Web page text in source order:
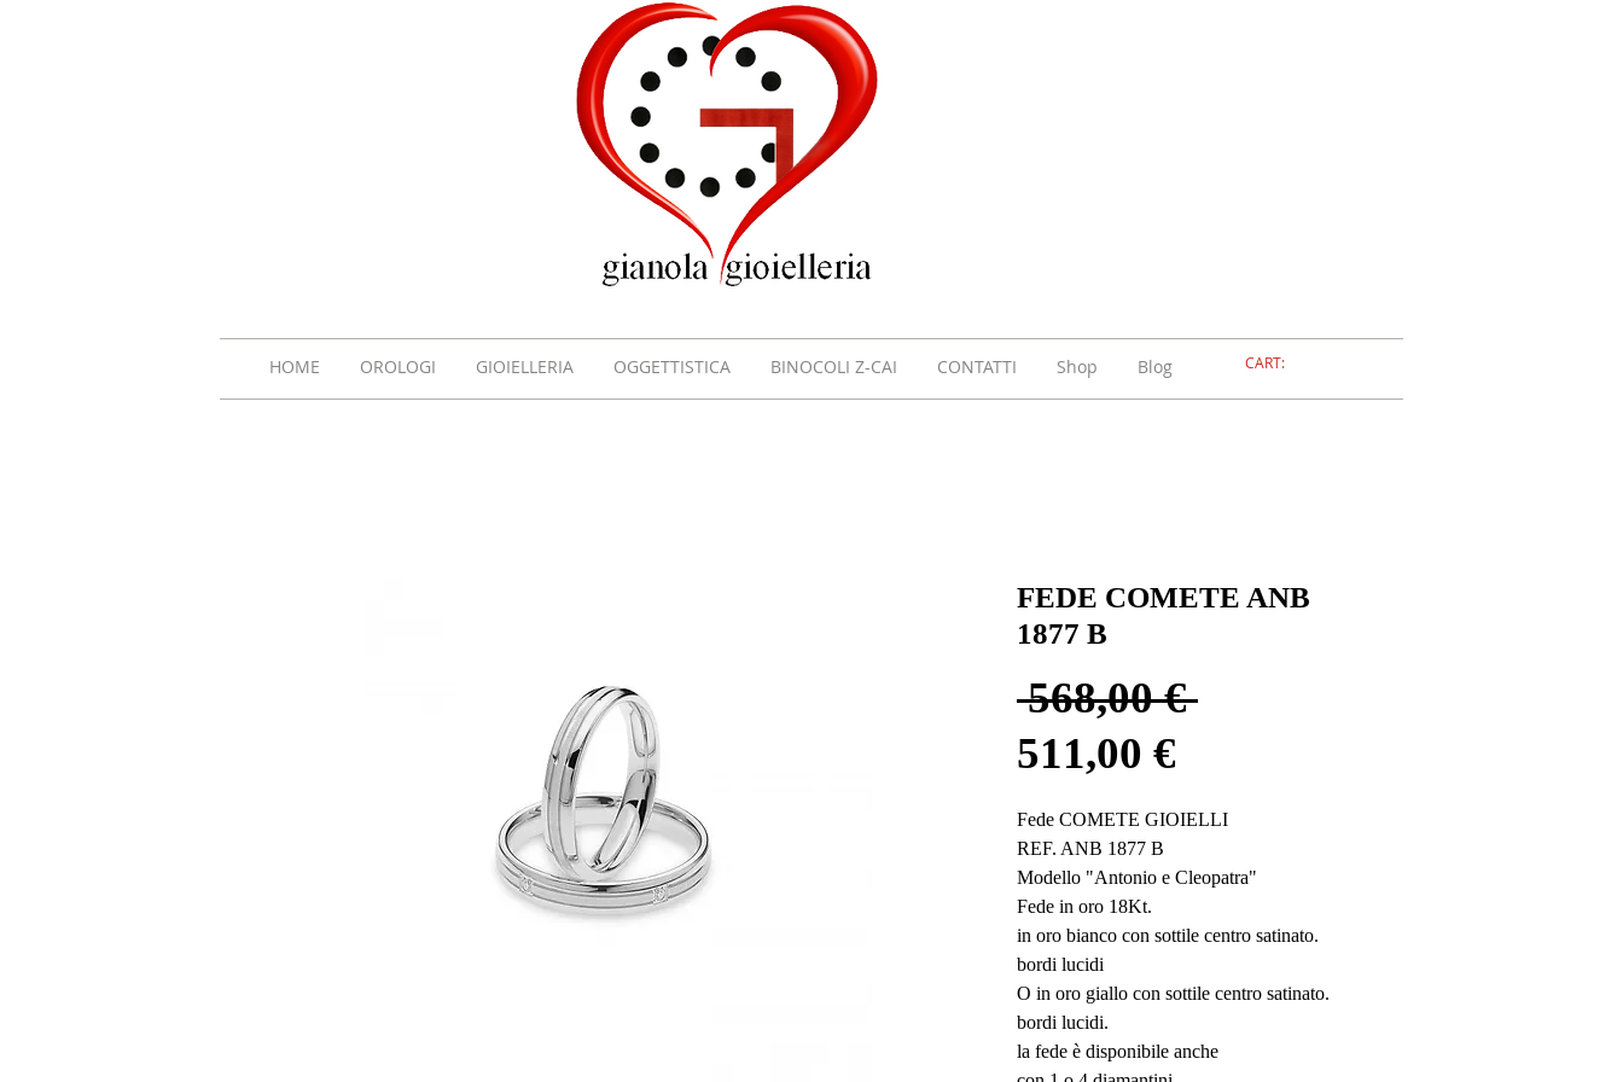
HOME OROLOGI GIOIELLERIA OGGETTISTICA BINOCOLI Z-CAI CONTATTI Shop Blog CART:
FEDE COMETE ANB
1877 B
568,00 € Prezzo
511,00 €
scontato
Fede COMETE GIOIELLI
REF. ANB 1877 B
Modello "Antonio e Cleopatra"
Fede in oro 18Kt.
in oro bianco con sottile centro satinato.
bordi lucidi
O in oro giallo con sottile centro satinato.
bordi lucidi.
la fede è disponibile anche